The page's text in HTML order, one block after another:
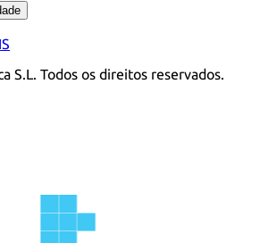
S.L. Todos os direitos reservados.